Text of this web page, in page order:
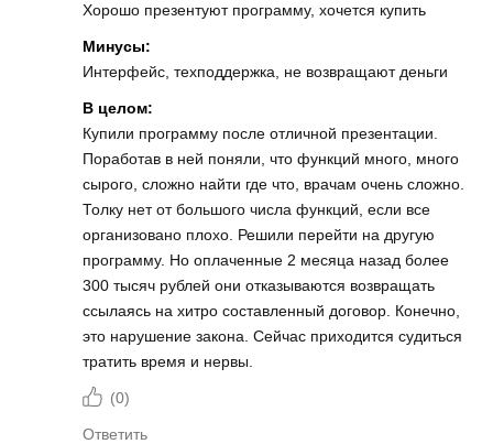
Хорошо презентуют программу, хочется купить
Минусы:
Интерфейс, техподдержка, не возвращают деньги
В целом:
Купили программу после отличной презентации.
Поработав в ней поняли, что функций много, много
сырого, сложно найти где что, врачам очень сложно.
Толку нет от большого числа функций, если все
организовано плохо. Решили перейти на другую
программу. Но оплаченные 2 месяца назад более
300 тысяч рублей они отказываются возвращать
ссылаясь на хитро составленный договор. Конечно,
это нарушение закона. Сейчас приходится судиться
тратить время и нервы.
(0)
Ответить